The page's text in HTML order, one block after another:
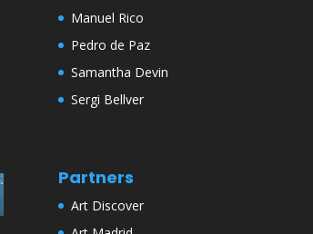
Manuel Rico
Pedro de Paz
Samantha Devin
Sergi Bellver
Partners
Art Discover